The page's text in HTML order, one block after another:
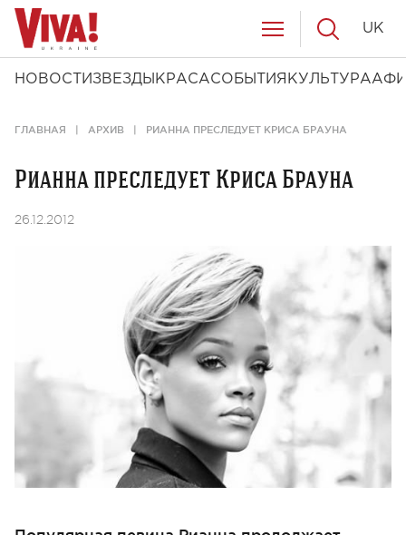
НОВОСТИ ЗВЕЗДЫ КРАСАСОБЫТИЯ КУЛЬТУРА
UK
ГЛАВНАЯ АРХИВ РИАННА ПРЕСЛЕДУЕТ КРИСА БРАУНА
Рианна преследует Криса Брауна
26.12.2012